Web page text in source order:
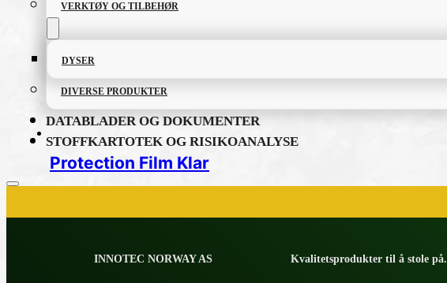
VERKTØY OG TILBEHØR
DYSER
DIVERSE PRODUKTER
DATABLADER OG DOKUMENTER
STOFFKARTOTEK OG RISIKOANALYSE
Protection Film Klar
INNOTEC NORWAY AS Kvalitetsprodukter til å stole på.